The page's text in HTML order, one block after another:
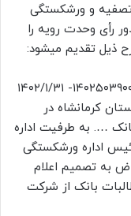
تصفیه و ورشکستگی
رأی وحدت رویه را
ذیل تقدیم میشود:
به حکایت دادنامه شماره ۱۴۰۲۵۰۳۹۰۰۰۰۳۵۸۴۲۶- ۱۴۰۲/۱/۳۱
کرمانشاه در
…. به طرفیت اداره
اداره ورشکستگی
به تصمیم اعلام
بانک از شرکت